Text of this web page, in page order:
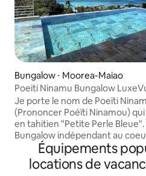
Bungalow ⋅ Moorea-Maiao
Poeiti Ninamu Bungalow
Exceptionnelle
Je porte le nom de Poeïti
(Prononcer Poéïti Ninamou)
en tahitien "Petite Perle
Bungalow indépendant au
Résidence de Luxe, à flanc de
montagne, une vue extraordinaire sur le
lagon, l'océan et l'Ile de Tahiti.
Équipements
locations de